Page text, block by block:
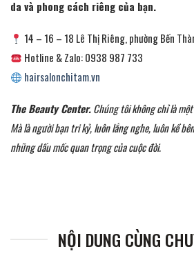
da và phong cách riêng của bạn.
14 – 16 – 18 Lê Thị Riêng, phường Bến
Hotline & Zalo: 0938 987 733
hairsalonchitam.vn
The Beauty Center.Chúng tôi không chỉ là
Mà là người bạn tri kỷ, luôn lắng nghe, luôn kề
những dấu mốc quan trọng của cuộc đời.
NỘI DUNG CÙNG